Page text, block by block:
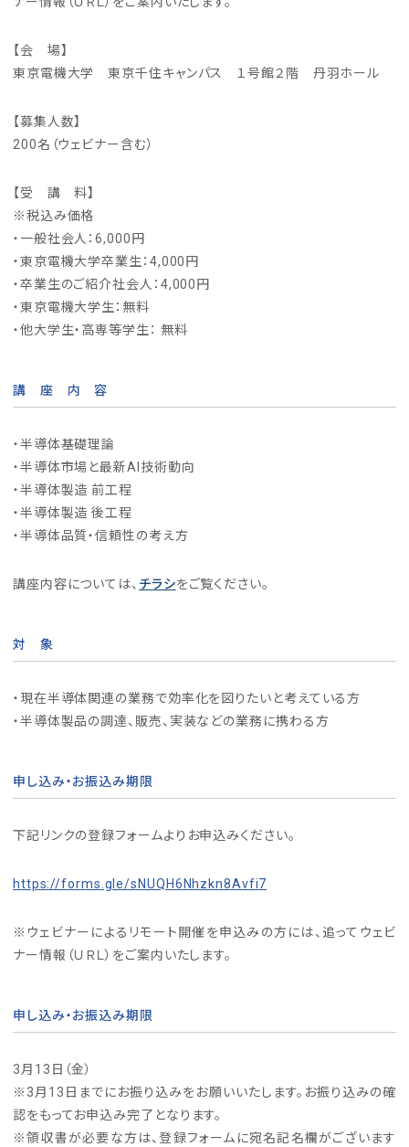
【会 場】
東京電機大学 東京千住キャンパス １号館２階 丹羽ホール
【募集人数】
200名（ウェビナー含む）
【受 講 料】
※税込み価格
・一般社会人：6,000円
・東京電機大学卒業生：4,000円
・卒業生のご紹介社会人：4,000円
・東京電機大学生：無料
・他大学生・高専等学生： 無料
講 座 内 容
・半導体基礎理論
・半導体市場と最新AI技術動向
・半導体製造 前工程
・半導体製造 後工程
・半導体品質・信頼性の考え方
講座内容については、 チラシをご覧ください。
対 象
・現在半導体関連の業務で効率化を図りたいと考えている方
・半導体製品の調達、販売、実装などの業務に携わる方
申し込み・お振込み期限
下記リンクの登録フォームよりお申込みください。
https://forms.gle/sNUQH6Nhzkn8Avfi7
※ウェビナーによるリモート開催を申込みの方には、追ってウェビ
ナー情報（ＵＲＬ）をご案内いたします。
申し込み・お振込み期限
3月13日（金）
※3月13日までにお振り込みをお願いいたします。お振り込みの確
認をもってお申込み完了となります。
※領収書が必要な方は、登録フォームに宛名記名欄がございます